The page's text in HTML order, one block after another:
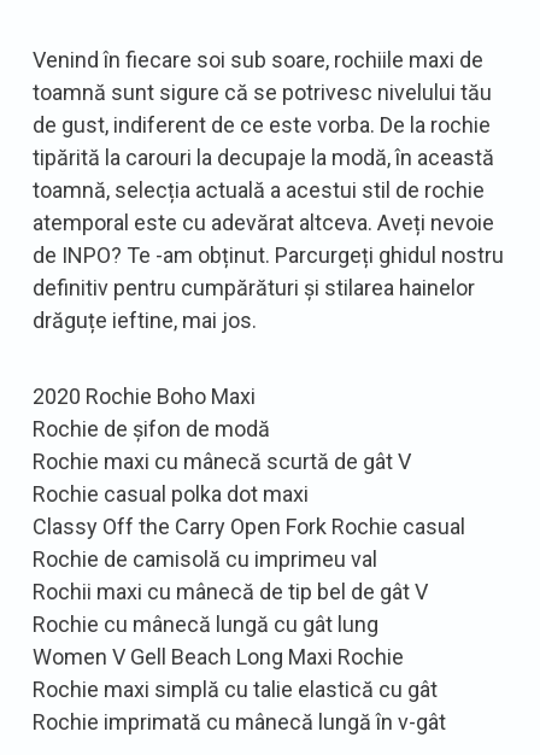
Venind în fiecare soi sub soare, rochiile maxi de
toamnă sunt sigure că se potrivesc nivelului tău
de gust, indiferent de ce este vorba. De la rochie
tipărită la carouri la decupaje la modă, în această
toamnă, selecția actuală a acestui stil de rochie
atemporal este cu adevărat altceva. Aveți nevoie
de INPO? Te -am obținut. Parcurgeți ghidul nostru
definitiv pentru cumpărături și stilarea hainelor
drăguțe ieftine, mai jos.
2020 Rochie Boho Maxi
Rochie de șifon de modă
Rochie maxi cu mânecă scurtă de gât V
Rochie casual polka dot maxi
Classy Off the Carry Open Fork Rochie casual
Rochie de camisolă cu imprimeu val
Rochii maxi cu mânecă de tip bel de gât V
Rochie cu mânecă lungă cu gât lung
Women V Gell Beach Long Maxi Rochie
Rochie maxi simplă cu talie elastică cu gât
Rochie imprimată cu mânecă lungă în v-gât